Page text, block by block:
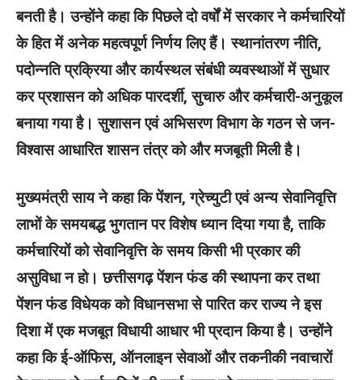
बनती है। उन्होंने कहा कि पिछले दो वर्षों में सरकार ने कर्मचारियों
के हित में अनेक महत्वपूर्ण निर्णय लिए हैं। स्थानांतरण नीति,
पदोन्नति प्रक्रिया और कार्यस्थल संबंधी व्यवस्थाओं में सुधार
कर प्रशासन को अधिक पारदर्शी, सुचारु और कर्मचारी-अनुकूल
बनाया गया है। सुशासन एवं अभिसरण विभाग के गठन से जन-
विश्वास आधारित शासन तंत्र को और मजबूती मिली है।
मुख्यमंत्री साय ने कहा कि पेंशन, ग्रेच्युटी एवं अन्य सेवानिवृत्ति
लाभों के समयबद्ध भुगतान पर विशेष ध्यान दिया गया है, ताकि
कर्मचारियों को सेवानिवृत्ति के समय किसी भी प्रकार की
असुविधा न हो। छत्तीसगढ़ पेंशन फंड की स्थापना कर तथा
पेंशन फंड विधेयक को विधानसभा से पारित कर राज्य ने इस
दिशा में एक मजबूत विधायी आधार भी प्रदान किया है। उन्होंने
कहा कि ई-ऑफिस, ऑनलाइन सेवाओं और तकनीकी नवाचारों